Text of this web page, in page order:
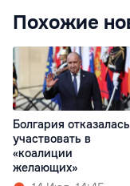
Похожие
Болгария отказалась
участвовать в
«коалиции
желающих»